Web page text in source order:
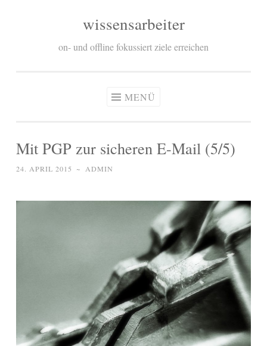
wissensarbeiter
on- und offline fokussiert ziele erreichen
MENÜ
Mit PGP zur sicheren E-Mail (5/5)
24. APRIL 2015 ~ ADMIN